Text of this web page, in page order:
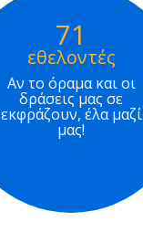
71
εθελοντές
Αν το όραμα και οι
δράσεις μας σε
εκφράζουν, έλα μαζί
μας!